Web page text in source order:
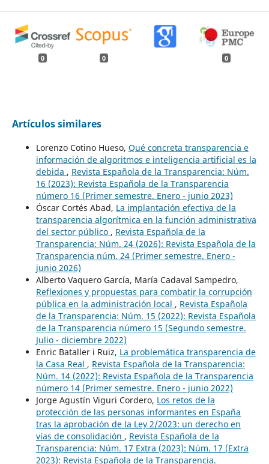
0 0 0
Artículos similares
Lorenzo Cotino Hueso, Qué concreta transparencia e
información de algoritmos e inteligencia artificial es la
debida , Revista Española de la Transparencia: Núm.
16 (2023): Revista Española de la Transparencia
número 16 (Primer semestre. Enero - junio 2023)
Óscar Cortés Abad, La implantación efectiva de la
transparencia algorítmica en la función administrativa
del sector público , Revista Española de la
Transparencia: Núm. 24 (2026): Revista Española de la
Transparencia núm. 24 (Primer semestre. Enero -
junio 2026)
Alberto Vaquero García, María Cadaval Sampedro,
Reflexiones y propuestas para combatir la corrupción
pública en la administración local , Revista Española
de la Transparencia: Núm. 15 (2022): Revista Española
de la Transparencia número 15 (Segundo semestre.
Julio - diciembre 2022)
Enric Bataller i Ruiz, La problemática transparencia de
la Casa Real , Revista Española de la Transparencia:
Núm. 14 (2022): Revista Española de la Transparencia
número 14 (Primer semestre. Enero - junio 2022)
Jorge Agustín Viguri Cordero, Los retos de la
protección de las personas informantes en España
tras la aprobación de la Ley 2/2023: un derecho en
vías de consolidación , Revista Española de la
Transparencia: Núm. 17 Extra (2023): Núm. 17 (Extra
2023): Revista Española de la Transparencia.